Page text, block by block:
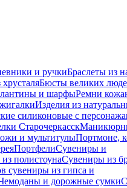
и ручкиБраслеты из
Бюсты великих
и шарфыРемни
Изделия из
силиконовые с
Старочеркасск
и мультитулыПортмоне,
ПортфелиСувениры и
полистоунаСувениры из
сувениры из гипса и
и дорожные сумки